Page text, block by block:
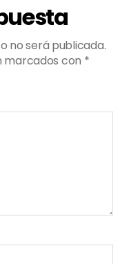
no será publicada.
marcados con *